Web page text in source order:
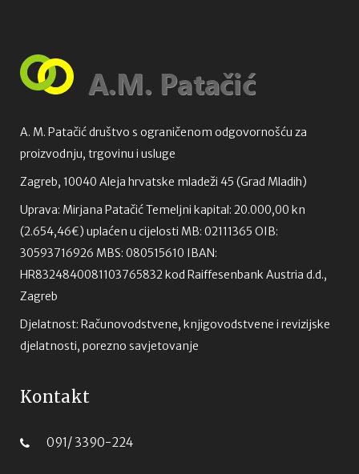
A. M. Patačić društvo s ograničenom odgovornošću za
proizvodnju, trgovinu i usluge
Zagreb, 10040 Aleja hrvatske mladeži 45 (Grad Mladih)
Uprava: Mirjana Patačić Temeljni kapital: 20.000,00 kn
(2.654,46€) uplaćen u cijelosti MB: 02111365 OIB:
30593716926 MBS: 080515610 IBAN:
HR8324840081103765832 kod Raiffesenbank Austria d.d.,
Zagreb
Djelatnost: Računovodstvene, knjigovodstvene i revizijske
djelatnosti, porezno savjetovanje
Kontakt
091/ 3390-224